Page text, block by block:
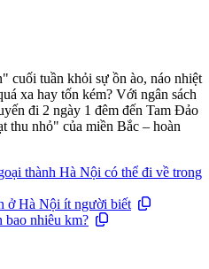
cuối tuần khỏi sự ồn ào, náo nhiệt
xa hay tốn kém? Với ngân sách
đi 2 ngày 1 đêm đến Tam Đảo
thu nhỏ" của miền Bắc – hoàn
thành Hà Nội có thể đi về trong
ở Hà Nội ít người biết
nhiêu km?